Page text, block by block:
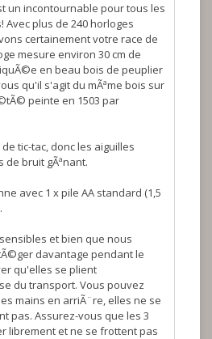
un incontournable pour tous les
Avec plus de 240 horloges
certainement votre race de
mesure environ 30 cm de
en beau bois de peuplier
qu'il s'agit du mÃªme bois sur
peinte en 1503 par
tic-tac, donc les aiguilles
de bruit gÃªnant.
avec 1 x pile AA standard (1,5
et bien que nous
davantage pendant le
qu'elles se plient
du transport. Vous pouvez
mains en arriÃ¨re, elles ne se
pas. Assurez-vous que les 3
librement et ne se frottent pas